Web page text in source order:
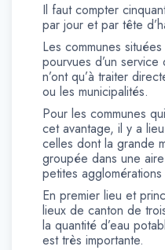
Il faut compter
par jour et par tête
Les communes
pourvues d’un service
n’ont qu’à traiter
ou les municipalités.
Pour les communes
cet avantage, il y a
celles dont la grande
groupée dans une
petites
En premier lieu et
lieux de canton de
la quantité d’eau
est très importante.